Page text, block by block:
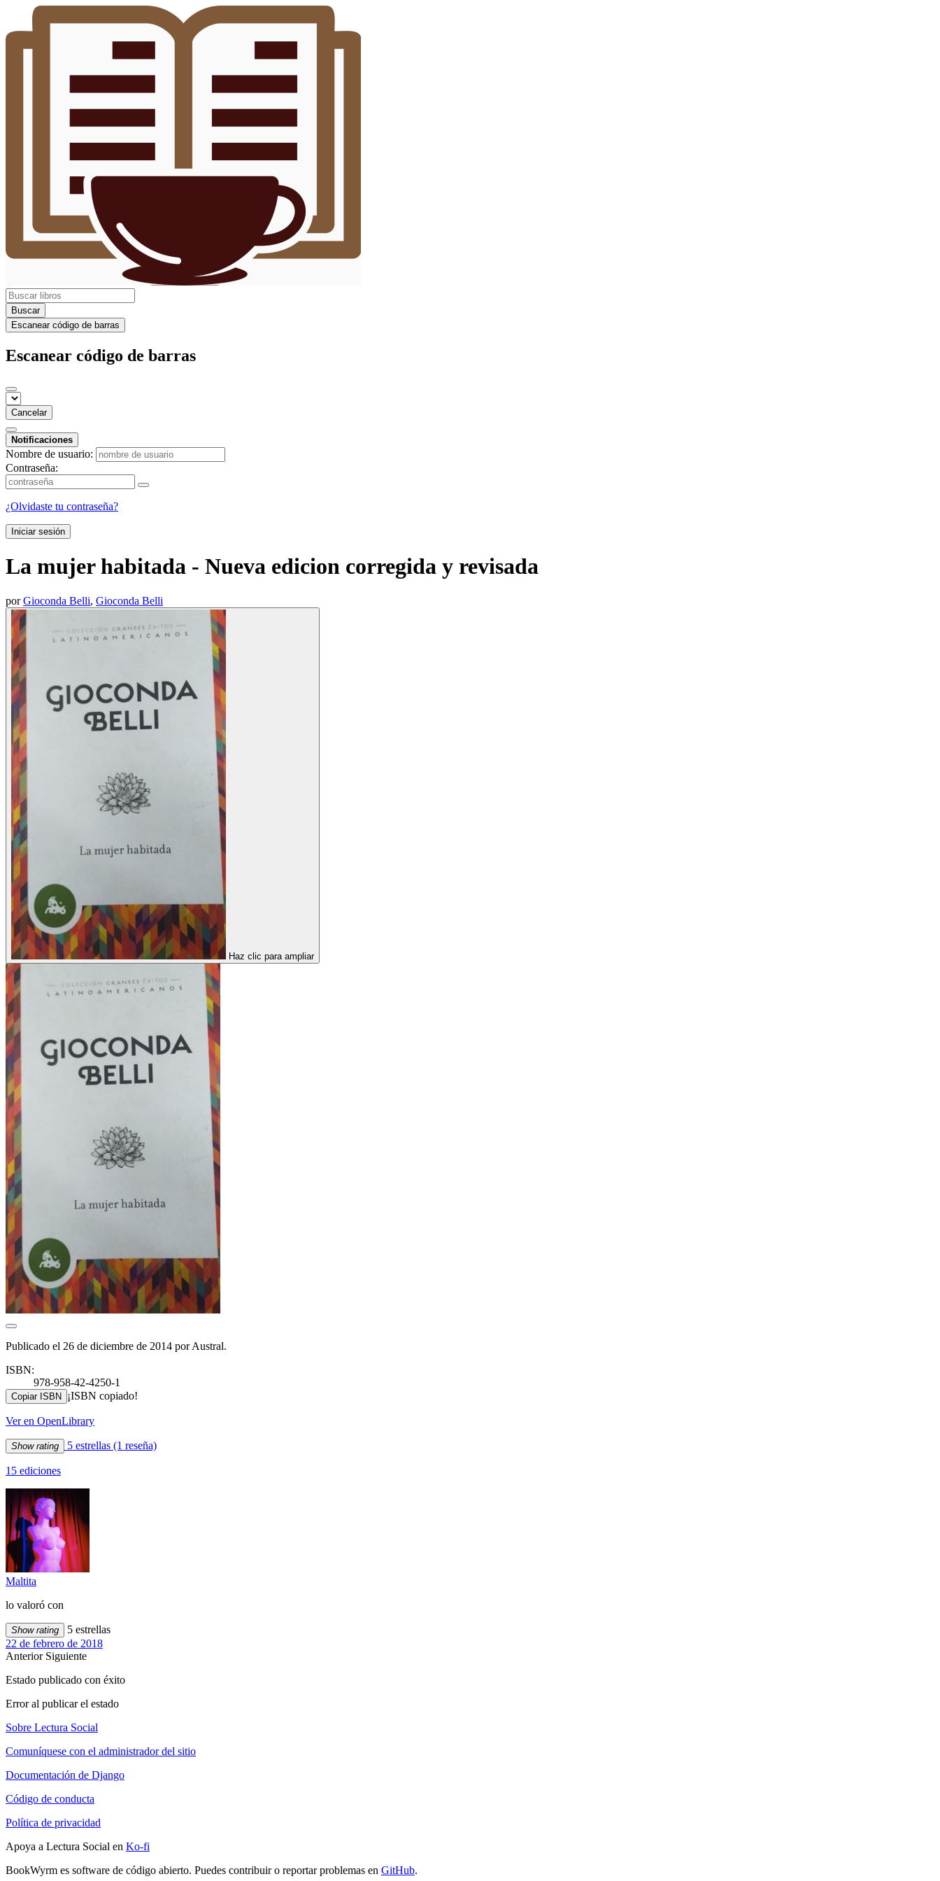
Buscar
Escanear código de barras
Escanear código de barras
Cancelar
Notificaciones
Nombre de usuario:
Contraseña:
¿Olvidaste tu contraseña?
Iniciar sesión
La mujer habitada - Nueva edicion corregida y revisada
porGioconda Belli, Gioconda Belli
Haz clic para ampliar
Publicado el 26 de diciembre de 2014 por Austral.
ISBN:
978-958-42-4250-1
Copiar ISBN ¡ISBN copiado!
Ver en OpenLibrary
Show rating 5 estrellas (1 reseña)
15 ediciones
Maltita
lo valoró con
Show rating
5 estrellas
22 de febrero de 2018
Anterior Siguiente
Estado publicado con éxito
Error al publicar el estado
Sobre Lectura Social
Comuníquese con el administrador del sitio
Documentación de Django
Código de conducta
Política de privacidad
Apoya a Lectura Social en Ko-fi
BookWyrm es software de código abierto. Puedes contribuir o reportar problemas en GitHub.